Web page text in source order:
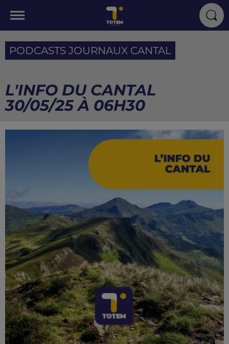
PODCASTS JOURNAUX CANTAL
L'INFO DU CANTAL
30/05/25 À 06H30